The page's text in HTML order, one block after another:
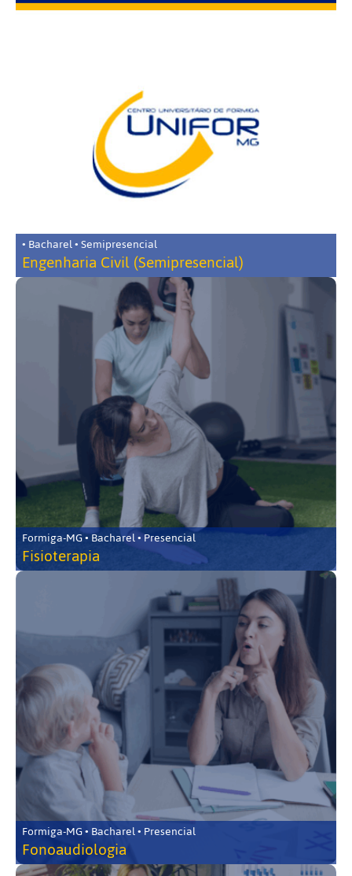
• Bacharel • Semipresencial
Engenharia Civil (Semipresencial)
Formiga-MG • Bacharel • Presencial
Fisioterapia
Formiga-MG • Bacharel • Presencial
Fonoaudiologia